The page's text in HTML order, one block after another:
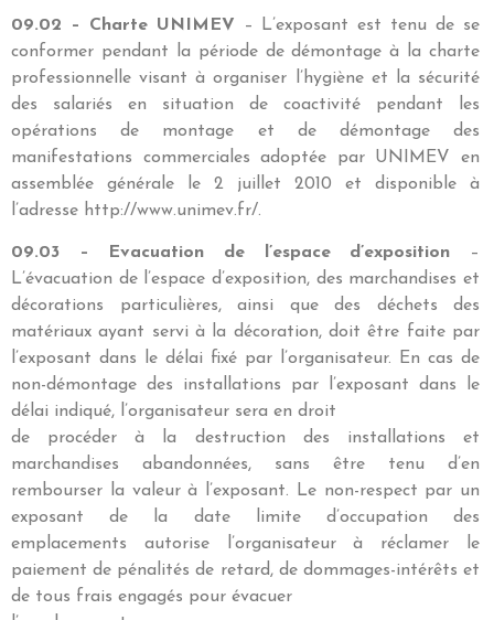
09.02 – Charte UNIMEV – L’exposant est tenu de se
conformer pendant la période de démontage à la charte
professionnelle visant à organiser l’hygiène et la sécurité
des salariés en situation de coactivité pendant les
opérations de montage et de démontage des
manifestations commerciales adoptée par UNIMEV en
assemblée générale le 2 juillet 2010 et disponible à
l’adresse http://www.unimev.fr/.
09.03 – Evacuation de l’espace d’exposition –
L’évacuation de l’espace d’exposition, des marchandises et
décorations particulières, ainsi que des déchets des
matériaux ayant servi à la décoration, doit être faite par
l’exposant dans le délai fixé par l’organisateur. En cas de
non-démontage des installations par l’exposant dans le
délai indiqué, l’organisateur sera en droit
de procéder à la destruction des installations et
marchandises abandonnées, sans être tenu d’en
rembourser la valeur à l’exposant. Le non-respect par un
exposant de la date limite d’occupation des
emplacements autorise l’organisateur à réclamer le
paiement de pénalités de retard, de dommages-intérêts et
de tous frais engagés pour évacuer